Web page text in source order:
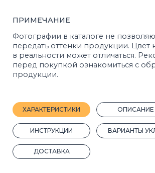
Размер:500х250х60
Назначение:Для столбов
Вид: Крышки, колпаки, накрывки, навершия
Вес, 1 шт.:15 кг.
Марка прочности:М400
Кол-во штук на поддоне:
Прочность на сжатие:B22,5
Плотность, кг/м³:1562
Прочность на растяжение:Bbt3,2
Покрас:Полный
ГОСТ:17608-2017
Производитель:Стройблок